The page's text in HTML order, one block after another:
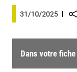
31/10/2025
Dans votre fiche